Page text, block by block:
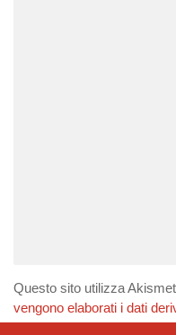
Questo sito utilizza
vengono elaborati i dati